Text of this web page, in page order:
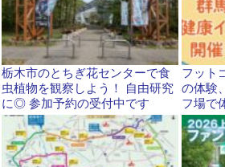
栃木市のとちぎ花センターで食
虫植物を観察しよう！ 自由研究
に◎ 参加予約の受付中です
フット
の体験
フ場で
か？
ベント